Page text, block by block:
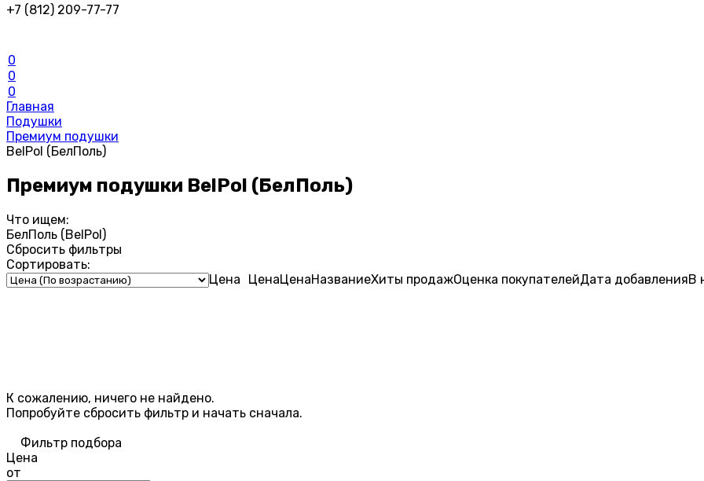
+7 (812) 209-77-77
0
0
0
Главная
Подушки
Премиум подушки
BelPol (БелПоль)
Премиум подушки BelPol (БелПоль)
Что ищем:
БелПоль (BelPol)
Сбросить фильтры
Сортировать:
Цена
ЦенаЦенаНазваниеХиты продажОценка покупателейДата добавленияВ
К сожалению, ничего не найдено.
Попробуйте сбросить фильтр и начать сначала.
Фильтр подбора
Цена
от